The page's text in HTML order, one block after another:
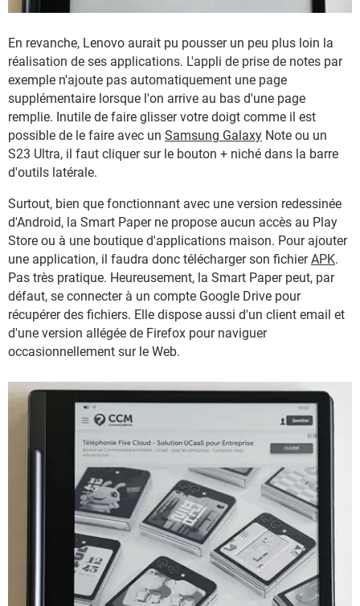
En revanche, Lenovo aurait pu pousser un peu plus loin la
réalisation de ses applications. L'appli de prise de notes par
exemple n'ajoute pas automatiquement une page
supplémentaire lorsque l'on arrive au bas d'une page
remplie. Inutile de faire glisser votre doigt comme il est
possible de le faire avec un Samsung Galaxy Note ou un
S23 Ultra, il faut cliquer sur le bouton + niché dans la barre
d'outils latérale.
Surtout, bien que fonctionnant avec une version redessinée
d'Android, la Smart Paper ne propose aucun accès au Play
Store ou à une boutique d'applications maison. Pour ajouter
une application, il faudra donc télécharger son fichierAPK.
Pas très pratique. Heureusement, la Smart Paper peut, par
défaut, se connecter à un compte Google Drive pour
récupérer des fichiers. Elle dispose aussi d'un client email et
d'une version allégée de Firefox pour naviguer
occasionnellement sur le Web.